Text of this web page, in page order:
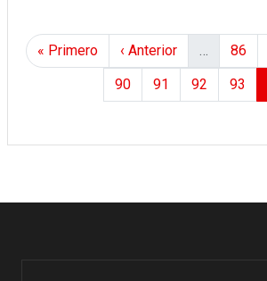
Paginación
Primera página
« Primero Página anterior
‹ Anterior Page
86
Page
90 Page
91 Page
92 Page
93